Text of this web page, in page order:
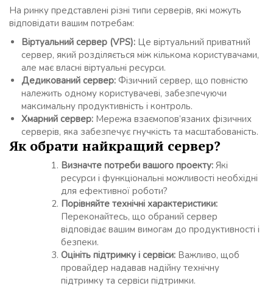
На ринку представлені різні типи серверів, які можуть
відповідати вашим потребам:
Віртуальний сервер (VPS): Це віртуальний приватний
сервер, який розділяється між кількома користувачами,
але має власні віртуальні ресурси.
Дедикований сервер: Фізичний сервер, що повністю
належить одному користувачеві, забезпечуючи
максимальну продуктивність і контроль.
Хмарний сервер: Мережа взаємопов’язаних фізичних
серверів, яка забезпечує гнучкість та масштабованість.
Як обрати найкращий сервер?
Визначте потреби вашого проекту: Які
ресурси і функціональні можливості необхідні
для ефективної роботи?
Порівняйте технічні характеристики:
Переконайтесь, що обраний сервер
відповідає вашим вимогам до продуктивності і
безпеки.
Оцініть підтримку і сервіси: Важливо, щоб
провайдер надавав надійну технічну
підтримку та сервіси підтримки.